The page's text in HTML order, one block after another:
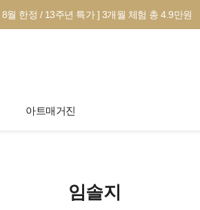
8월 한정 / 13주년 특가 ] 3개월 체험 총 4.9만원
아트매거진
아트 딕셔너리임솔지